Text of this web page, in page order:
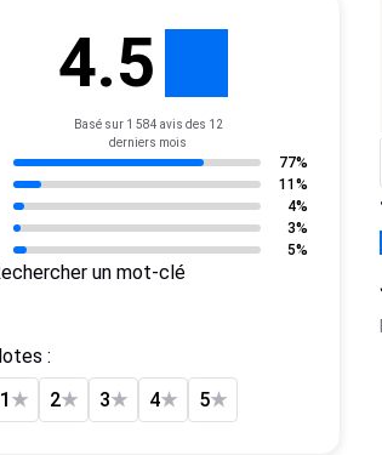
4.5
Basé sur 1 584 avis des 12
derniers mois
77%
11%
4%
3%
5%
Rechercher un mot-clé
Notes :
1 ★ 2★ 3★ 4★ 5★